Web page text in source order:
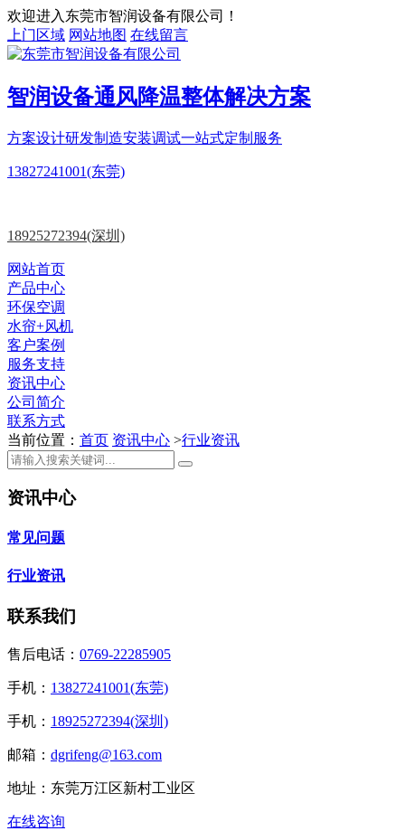
欢迎进入东莞市智润设备有限公司！
上门区域 网站地图 在线留言
智润设备通风降温整体解决方案
方案设计研发制造安装调试一站式定制服务
13827241001(东莞)
18925272394(深圳)
网站首页
产品中心
环保空调
水帘+风机
客户案例
服务支持
资讯中心
公司简介
联系方式
当前位置： 首页 资讯中心 >行业资讯
资讯中心
常见问题
行业资讯
联系我们
售后电话： 0769-22285905
手机： 13827241001(东莞)
手机： 18925272394(深圳)
邮箱： dgrifeng@163.com
地址：东莞万江区新村工业区
在线咨询